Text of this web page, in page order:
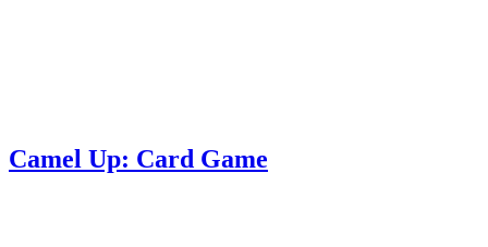
Camel Up: Card Game